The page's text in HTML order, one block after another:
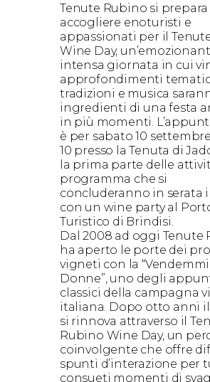
Tenute Rubino si prepara
accogliere enoturisti e
appassionati per il
Wine Day,
intensa giornata in cui
approfondimenti
tradizioni e musica
ingredienti di una festa
in più momenti.
è per sabato 10
10 presso la Tenuta di
la prima parte delle
programma che si
concluderanno in serata
con un wine party al
Turistico di Brindisi.
Dal 2008 ad oggi Tenute
ha aperto le porte dei
vigneti con la
Donne”, uno degli
classici della campagna
italiana. Dopo otto anni
si rinnova attraverso il
Rubino Wine Day, un
coinvolgente che offre
spunti d’interazione per
consueti momenti di